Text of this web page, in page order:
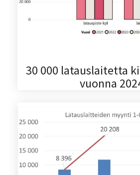
30 000 latauslaitetta
vuonna